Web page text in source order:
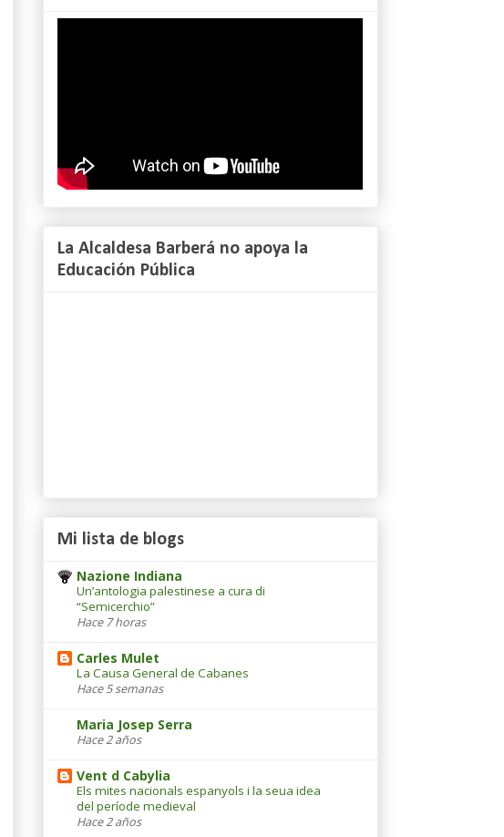
La Alcaldesa Barberá no apoya la
Educación Pública
Mi lista de blogs
Nazione Indiana
Un’antologia palestinese a cura di
“Semicerchio”
Hace 7 horas
Carles Mulet
La Causa General de Cabanes
Hace 5 semanas
Maria Josep Serra
Hace 2 años
Vent d Cabylia
Els mites nacionals espanyols i la seua idea
del període medieval
Hace 2 años